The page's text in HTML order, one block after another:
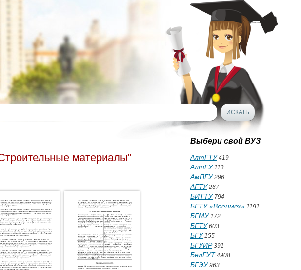
материалы"
Выбери свой ВУЗ
АлтГТУ419
АлтГУ113
АмПГУ296
АГТУ267
БИТТУ794
БГТУ «Военмех» 1191
БГМУ172
БГТУ603
БГУ155
БГУИР391
БелГУТ 4908
БГЭУ963